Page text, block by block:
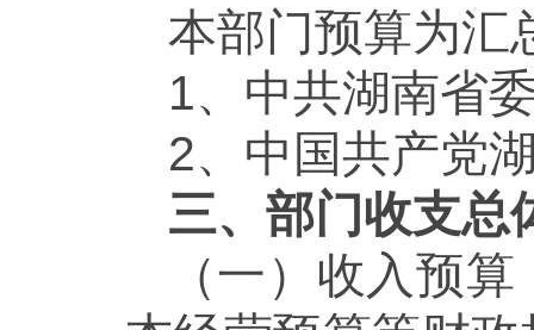
本部门预算为汇
1、中共湖南省
2、中国共产党
三、部门收支总
（一）收入预